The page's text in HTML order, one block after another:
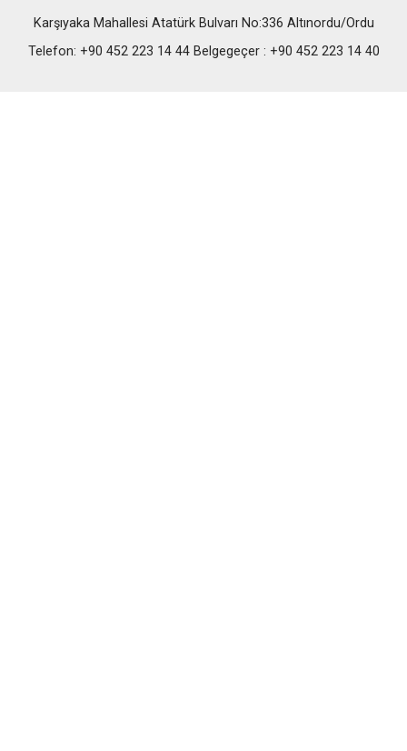
Karşıyaka Mahallesi Atatürk Bulvarı No:336 Altınordu/Ordu
Telefon: +90 452 223 14 44 Belgegeçer : +90 452 223 14 40